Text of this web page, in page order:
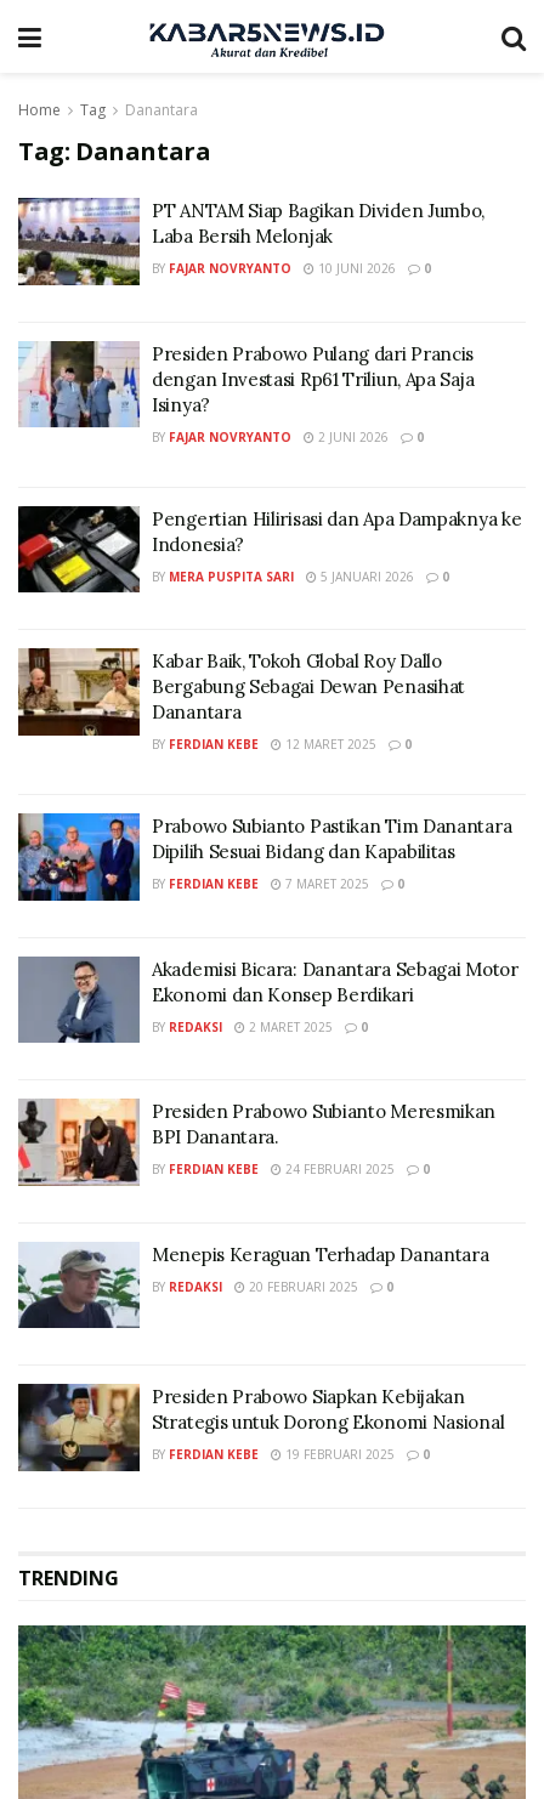
Home Tag Danantara
Tag: Danantara
PT ANTAM Siap Bagikan Dividen Jumbo,
Laba Bersih Melonjak
BY FAJAR NOVRYANTO 10 JUNI 2026 0
Presiden Prabowo Pulang dari Prancis
dengan Investasi Rp61 Triliun, Apa Saja
Isinya?
BY FAJAR NOVRYANTO 2 JUNI 2026 0
Pengertian Hilirisasi dan Apa Dampaknya ke
Indonesia?
BY MERA PUSPITA SARI 5 JANUARI 2026 0
Kabar Baik, Tokoh Global Roy Dallo
Bergabung Sebagai Dewan Penasihat
Danantara
BY FERDIAN KEBE 12 MARET 2025 0
Prabowo Subianto Pastikan Tim Danantara
Dipilih Sesuai Bidang dan Kapabilitas
BY FERDIAN KEBE 7 MARET 2025 0
Akademisi Bicara: Danantara Sebagai Motor
Ekonomi dan Konsep Berdikari
BY REDAKSI 2 MARET 2025 0
Presiden Prabowo Subianto Meresmikan
BPI Danantara.
BY FERDIAN KEBE 24 FEBRUARI 2025 0
Menepis Keraguan Terhadap Danantara
BY REDAKSI 20 FEBRUARI 2025 0
Presiden Prabowo Siapkan Kebijakan
Strategis untuk Dorong Ekonomi Nasional
BY FERDIAN KEBE 19 FEBRUARI 2025 0
TRENDING